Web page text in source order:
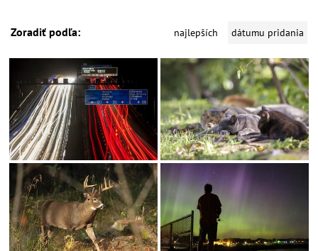
Zoradiť podľa: najlepších dátumu pridania